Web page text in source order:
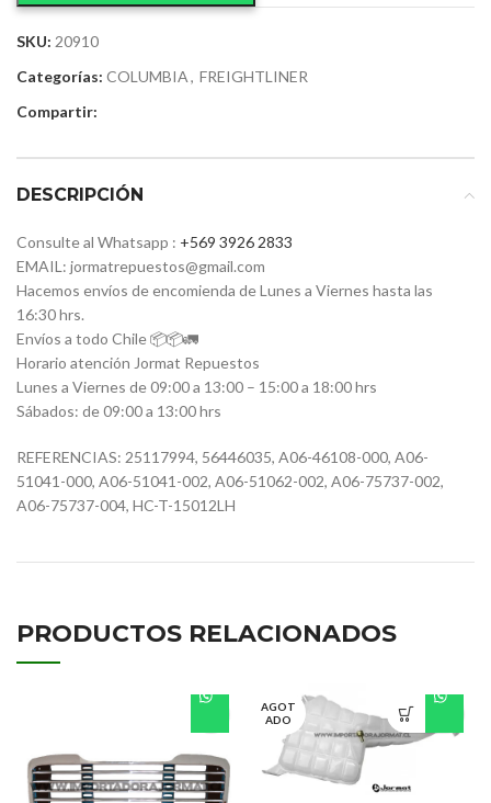
SKU: 20910
Categorías: COLUMBIA, FREIGHTLINER
Compartir:
DESCRIPCIÓN
Consulte al Whatsapp : +569 3926 2833
EMAIL: jormatrepuestos@gmail.com
Hacemos envíos de encomienda de Lunes a Viernes hasta las
16:30 hrs.
Envíos a todo Chile 📦📦🚛
Horario atención Jormat Repuestos
Lunes a Viernes de 09:00 a 13:00 – 15:00 a 18:00 hrs
Sábados: de 09:00 a 13:00 hrs
REFERENCIAS: 25117994, 56446035, A06-46108-000, A06-
51041-000, A06-51041-002, A06-51062-002, A06-75737-002,
A06-75737-004, HC-T-15012LH
PRODUCTOS RELACIONADOS
AGOT
ADO